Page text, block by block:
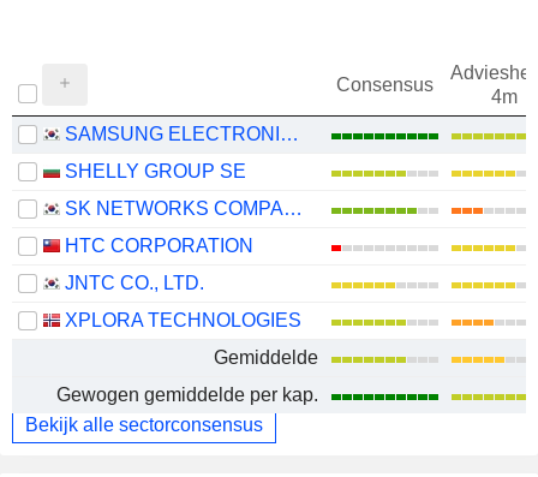
Consensus
4m
SAMSUNG ELECTRONICS CO., LTD.
SHELLY GROUP SE
SK NETWORKS COMPANY LIMITED
HTC CORPORATION
JNTC CO., LTD.
XPLORA TECHNOLOGIES
Gemiddelde
Gewogen gemiddelde per kap.
Bekijk alle sectorconsensus